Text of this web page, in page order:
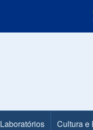
Laboratórios Cultura e